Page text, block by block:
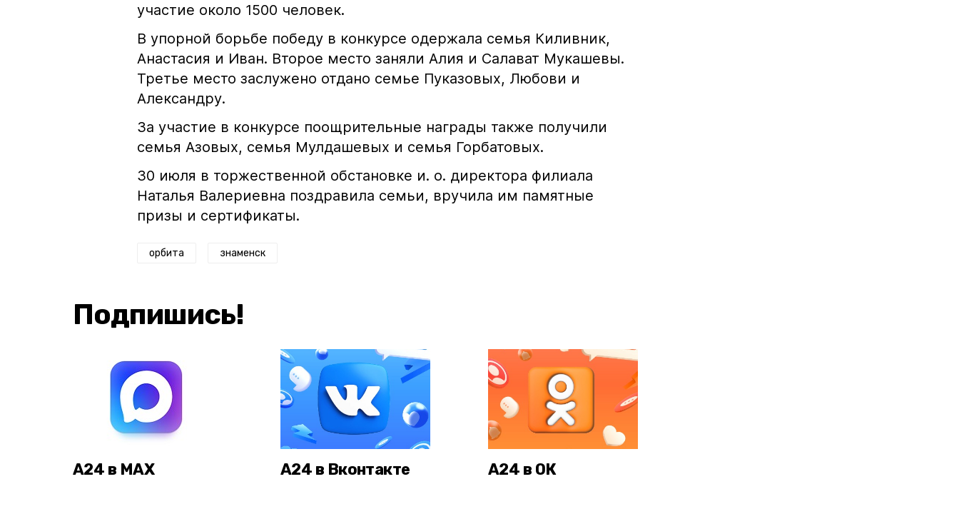
участие около 1500 человек.
В упорной борьбе победу в конкурсе одержала семья Киливник,
Анастасия и Иван. Второе место заняли Алия и Салават Мукашевы.
Третье место заслужено отдано семье Пуказовых, Любови и
Александру.
За участие в конкурсе поощрительные награды также получили
семья Азовых, семья Мулдашевых и семья Горбатовых.
30 июля в торжественной обстановке и. о. директора филиала
Наталья Валериевна поздравила семьи, вручила им памятные
призы и сертификаты.
орбита знаменск
Подпишись!
А24 в MAX А24 в Вконтакте А24 в ОК